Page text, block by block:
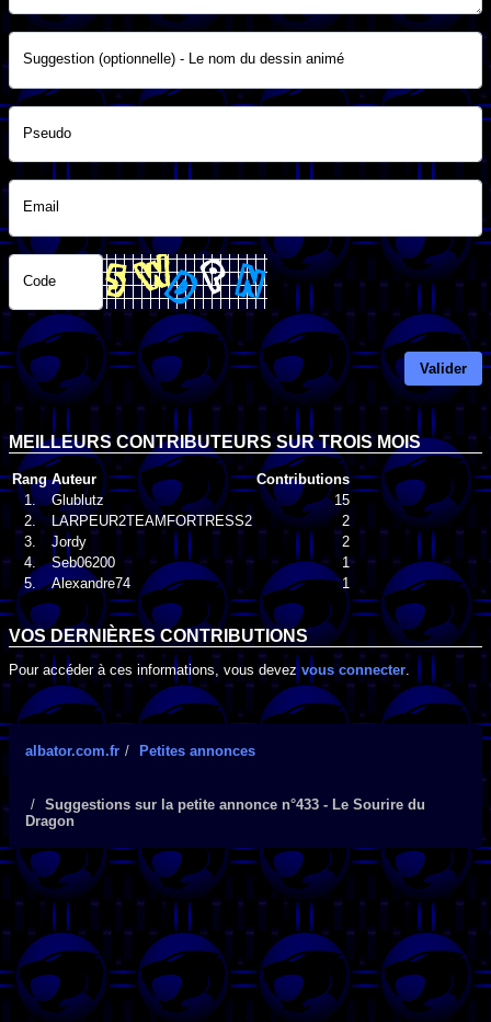
Suggestion (optionnelle) - Le nom du dessin animé
Pseudo
Email
Code
Valider
MEILLEURS CONTRIBUTEURS SUR TROIS MOIS
Rang Auteur
Contributions
1.
Glublutz
15
2.
LARPEUR2TEAMFORTRESS2
2
3.
Jordy
2
4.
Seb06200
1
5.
Alexandre74 1
VOS DERNIÈRES CONTRIBUTIONS
Pour accéder à ces informations, vous devez vous connecter
albator.com.fr Petites annonces
Suggestions sur la petite annonce n°433 - Le Sourire du
Dragon